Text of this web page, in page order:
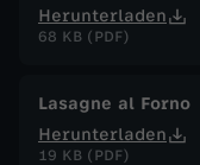
Herunterladen
68 KB (PDF)
Lasagne al Forno
Herunterladen
19 KB (PDF)